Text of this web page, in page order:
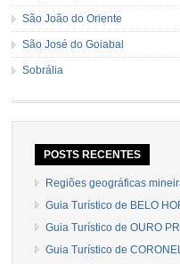
São João do Oriente
São José do Goiabal
Sobrália
POSTS RECENTES
Regiões geográficas
Guia Turístico de BELO
Guia Turístico de OURO
Guia Turístico de